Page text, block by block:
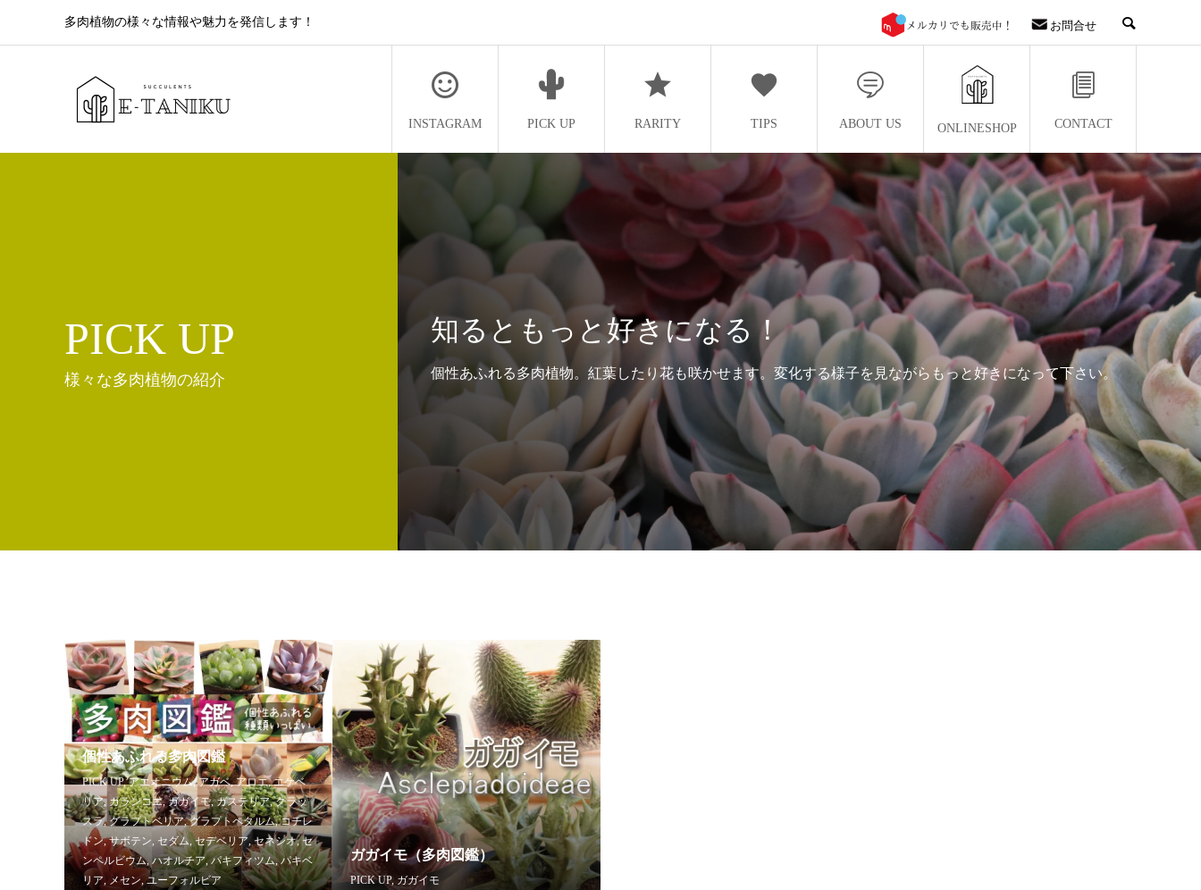
多肉植物の様々な情報や魅力を発信します！ お問合せ
INSTAGRAM PICK UP RARITY TIPS ABOUT US ONLINESHOP CONTACT
PICK UP
様々な多肉植物の紹介
知るともっと好きになる！
個性あふれる多肉植物。紅葉したり花も咲かせます。変化する様子を見ながらもっと好きになって下さい。
個性あふれる多肉図鑑
PICK UP,アエオニウム,アガベ,アロエ,エケベ
リア, カランコエ,ガガイモ,ガステリア,クラッ
スラ, グラプトベリア,グラプトペタルム,コチレ
ドン,サボテン, セダム, セデベリア, セネシオ,セ
ンペルビウム, ハオルチア, パキフィツム,パキベ
リア, メセン,ユーフォルビア
ガガイモ（多肉図鑑）
PICK UP,ガガイモ